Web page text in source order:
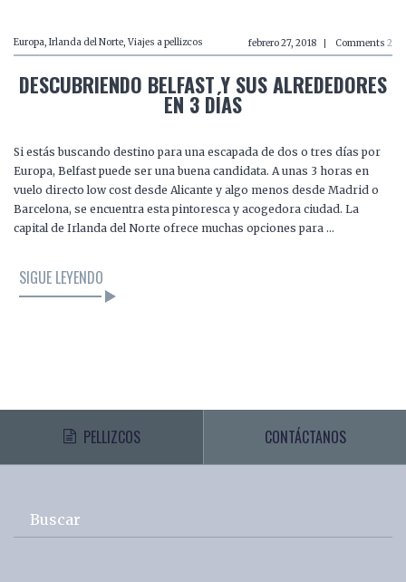
Europa Irlanda del Norte Viajes a pellizcos febrero 27, 2018 Comments 2
DESCUBRIENDO BELFAST Y SUS ALREDEDORES
EN 3 DÍAS
Si estás buscando destino para una escapada de dos o tres días por
Europa, Belfast puede ser una buena candidata. A unas 3 horas en
vuelo directo low cost desde Alicante y algo menos desde Madrid o
Barcelona, se encuentra esta pintoresca y acogedora ciudad. La
capital de Irlanda del Norte ofrece muchas opciones para …
SIGUE LEYENDO
PELLIZCOS CONTÁCTANOS
Buscar